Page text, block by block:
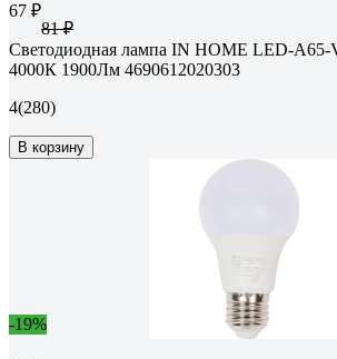
67 ₽
81 ₽
Светодиодная лампа IN HOME LED-
4000К 1900Лм 4690612020303
4(280)
В корзину
-19%